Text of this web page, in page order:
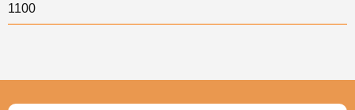
1100